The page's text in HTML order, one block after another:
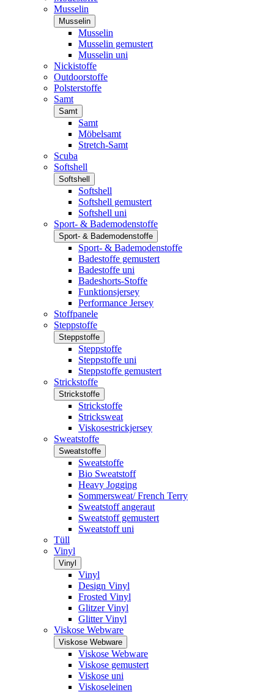
Musselin
Musselin
Musselin
Musselin gemustert
Musselin uni
Nickistoffe
Outdoorstoffe
Polsterstoffe
Samt
Samt
Samt
Möbelsamt
Stretch-Samt
Scuba
Softshell
Softshell
Softshell
Softshell gemustert
Softshell uni
Sport- & Bademodenstoffe
Sport- & Bademodenstoffe
Sport- & Bademodenstoffe
Badestoffe gemustert
Badestoffe uni
Badeshorts-Stoffe
Funktionsjersey
Performance Jersey
Stoffpanele
Steppstoffe
Steppstoffe
Steppstoffe
Steppstoffe uni
Steppstoffe gemustert
Strickstoffe
Strickstoffe
Strickstoffe
Stricksweat
Viskosestrickjersey
Sweatstoffe
Sweatstoffe
Sweatstoffe
Bio Sweatstoff
Heavy Jogging
Sommersweat/ French Terry
Sweatstoff angeraut
Sweatstoff gemustert
Sweatstoff uni
Tüll
Vinyl
Vinyl
Vinyl
Design Vinyl
Frosted Vinyl
Glitzer Vinyl
Glitter Vinyl
Viskose Webware
Viskose Webware
Viskose Webware
Viskose gemustert
Viskose uni
Viskoseleinen